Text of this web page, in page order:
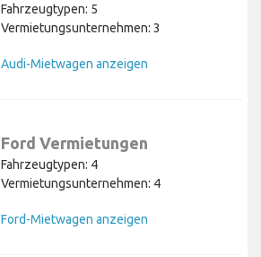
Fahrzeugtypen: 5
Vermietungsunternehmen: 3
Audi-Mietwagen anzeigen
Ford Vermietungen
Fahrzeugtypen: 4
Vermietungsunternehmen: 4
Ford-Mietwagen anzeigen